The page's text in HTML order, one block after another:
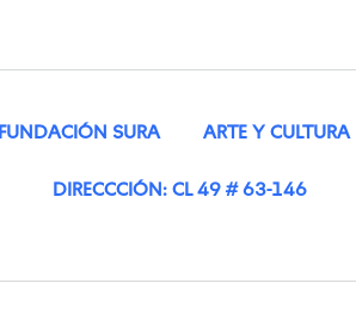
FUNDACIÓN SURA ARTE Y CULTURA
DIRECCCIÓN: CL 49 # 63-146